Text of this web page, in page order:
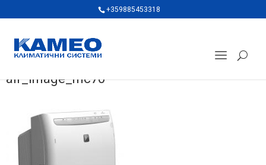
+359885453318
air_image_mc70